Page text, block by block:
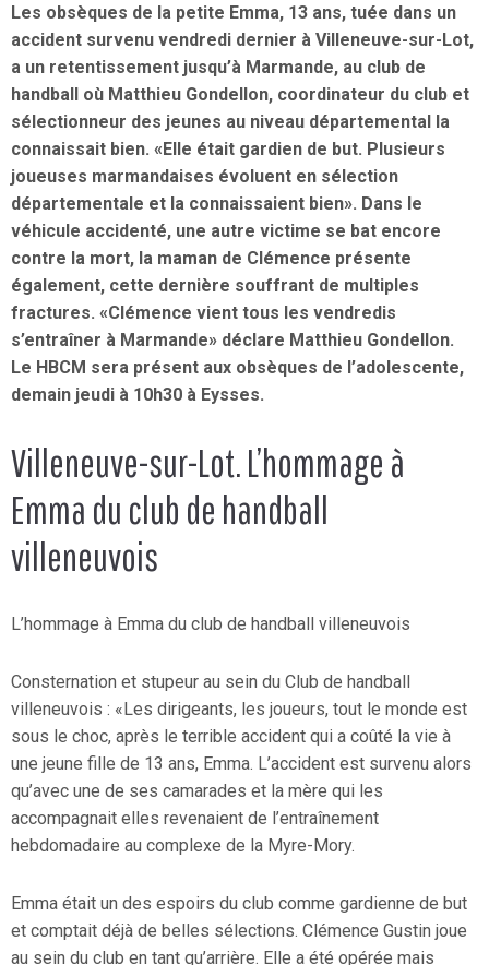
Les obsèques de la petite Emma, 13 ans, tuée dans un
accident survenu vendredi dernier à Villeneuve-sur-Lot,
a un retentissement jusqu’à Marmande, au club de
handball où Matthieu Gondellon, coordinateur du club et
sélectionneur des jeunes au niveau départemental la
connaissait bien. «Elle était gardien de but. Plusieurs
joueuses marmandaises évoluent en sélection
départementale et la connaissaient bien». Dans le
véhicule accidenté, une autre victime se bat encore
contre la mort, la maman de Clémence présente
également, cette dernière souffrant de multiples
fractures. «Clémence vient tous les vendredis
s’entraîner à Marmande» déclare Matthieu Gondellon.
Le HBCM sera présent aux obsèques de l’adolescente,
demain jeudi à 10h30 à Eysses.
Villeneuve-sur-Lot. L’hommage à
Emma du club de handball
villeneuvois
L’hommage à Emma du club de handball villeneuvois
Consternation et stupeur au sein du Club de handball
villeneuvois : «Les dirigeants, les joueurs, tout le monde est
sous le choc, après le terrible accident qui a coûté la vie à
une jeune fille de 13 ans, Emma. L’accident est survenu alors
qu’avec une de ses camarades et la mère qui les
accompagnait elles revenaient de l’entraînement
hebdomadaire au complexe de la Myre-Mory.
Emma était un des espoirs du club comme gardienne de but
et comptait déjà de belles sélections. Clémence Gustin joue
au sein du club en tant qu’arrière. Elle a été opérée mais